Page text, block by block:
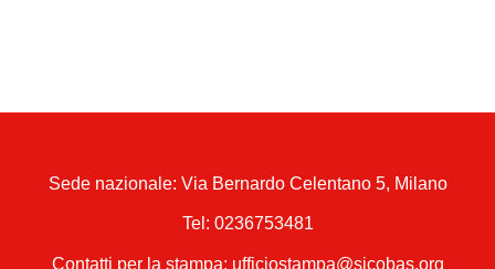
Sede nazionale: Via Bernardo Celentano 5, Milano
Tel: 0236753481
Contatti per la stampa: ufficiostampa@sicobas.org